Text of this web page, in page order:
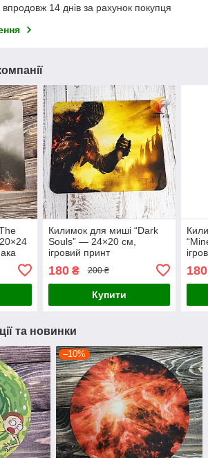
14 днів за рахунок покупця
Килимок для миші “Dark
Souls” — 24×20 см,
ігровий принт
180₴ 200 ₴
Купити
180
та новинки
–10%